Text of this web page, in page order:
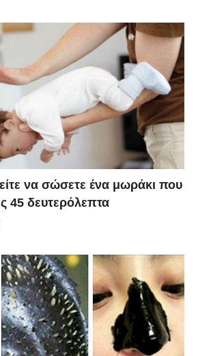
να σώσετε ένα μωράκι που
45 δευτερόλεπτα